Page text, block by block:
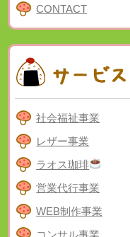
CONTACT
社会福祉事業
レザー事業
ラオス珈琲
営業代行事業
WEB制作事業
コンサル事業